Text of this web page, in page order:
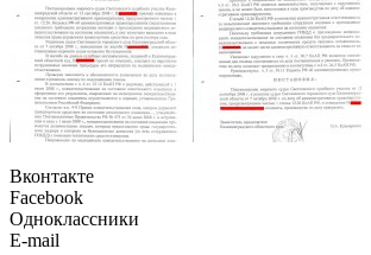
Вконтакте
Facebook
Одноклассники
E-mail